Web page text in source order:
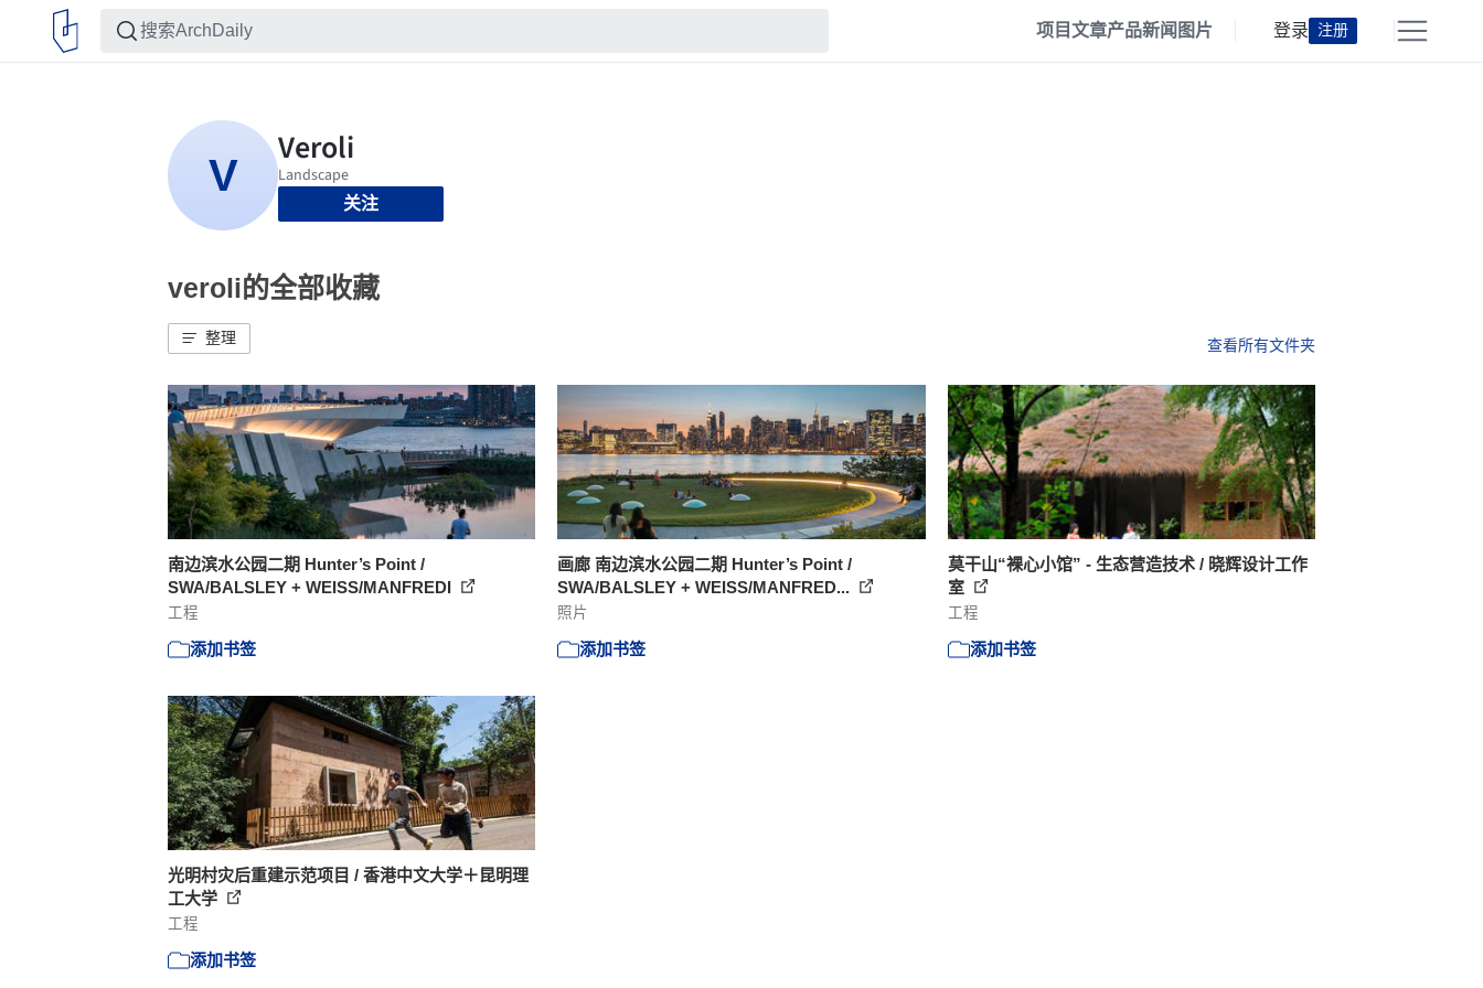
项目文章产品新闻 图片 登录 注册
关注
veroli的全部收藏
整理 查看所有文件夹
南边滨水公园二期 Hunter’s Point /
SWA/BALSLEY + WEISS/MANFREDI
工程
添加书签
画廊 南边滨水公园二期 Hunter’s Point /
SWA/BALSLEY + WEISS/MANFRED...
照片
添加书签
莫干山“裸心小馆” - 生态营造技术 / 晓辉设计工作
室
工程
添加书签
光明村灾后重建示范项目 / 香港中文大学＋昆明理
工大学
工程
添加书签